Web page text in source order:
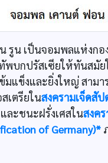
รูน เป็นจอมพลแห่งกอ
พบกปรัสเซียให้ทันสมัย
แข็งและยิ่งใหญ่ สามา
เตรียในสงครามเจ็ดสั
ละชนะฝรั่งเศสในสงค
of Germany)*